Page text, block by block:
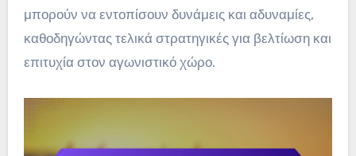
μπορούν να εντοπίσουν δυνάμεις και αδυναμίες,
καθοδηγώντας τελικά στρατηγικές για βελτίωση και
επιτυχία στον αγωνιστικό χώρο.